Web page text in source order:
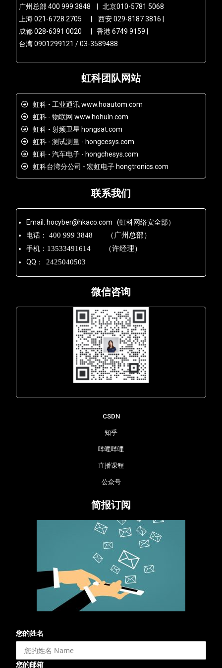
广州总部 400 999 3848 | 北京010-5781 5068
上海 021-6728 2705 | 西安 029-8187 3816 |
成都 028-6391 0020 | 香港 6749 9159 |
台湾 0901299121 / 03-3589488
虹科团队网站
虹科 - 工业通讯 www.hoautom.com
虹科 - 物联网 www.hohuln.com
虹科 - 射频卫星 hongsat.com
虹科 - 测试测量 - hongcesys.com
虹科 - 汽车电子 - hongchesys.com
虹科台湾分公司 - 宏虹电子 hongtronics.com
联系我们
Email: hocyber@hkaco.com (虹科网络安全部）
电话：
400 999 3848 （广州总部）
手机： 13533491614 （许经理）
QQ： 2425040503
微信咨询
CSDN
知乎
哔哩哔哩
直播课程
公众号
简报订阅
您的姓名
您的邮箱